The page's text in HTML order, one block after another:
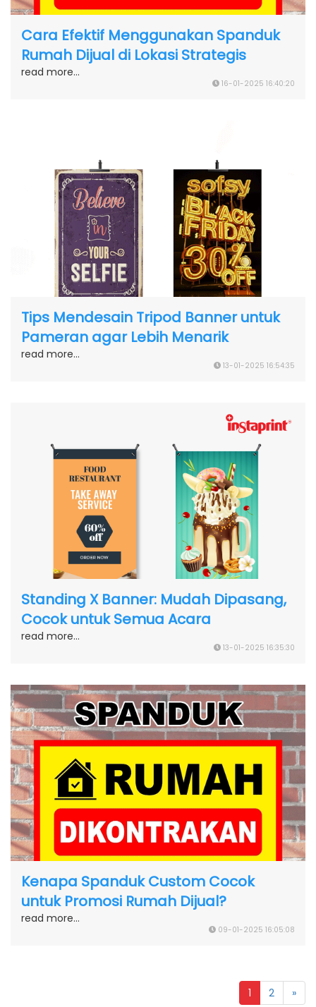
Cara Efektif Menggunakan Spanduk
Rumah Dijual di Lokasi Strategis
read more...
16-01-2025 16:40:20
Tips Mendesain Tripod Banner untuk
Pameran agar Lebih Menarik
read more...
13-01-2025 16:54:35
Standing X Banner: Mudah Dipasang,
Cocok untuk Semua Acara
read more...
13-01-2025 16:35:30
Kenapa Spanduk Custom Cocok
untuk Promosi Rumah Dijual?
read more...
09-01-2025 16:05:08
1 2 »